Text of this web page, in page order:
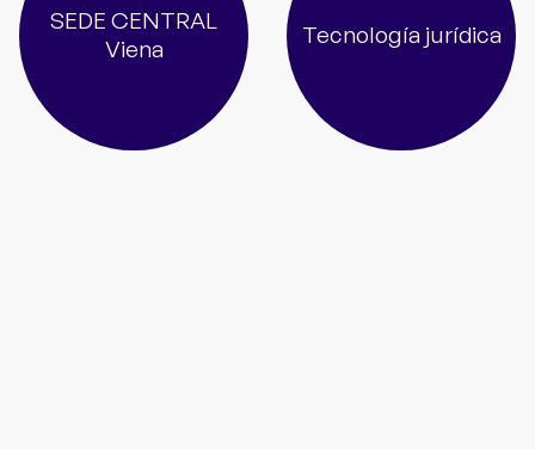
SEDE CENTRAL
Viena
Tecnología jurídica